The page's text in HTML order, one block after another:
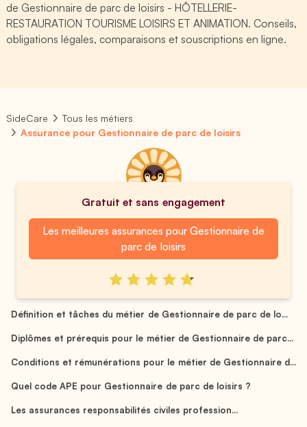
de Gestionnaire de parc de loisirs - HÔTELLERIE-
RESTAURATION TOURISME LOISIRS ET ANIMATION. Conseils,
obligations légales, comparaisons et souscriptions en ligne.
SideCare
Tous les métiers
Assurance pour Gestionnaire de parc de loisirs
Gratuit et sans engagement
Les meilleures assurances pour Gestionnaire de
parc de loisirs
Définition et tâches du métier de Gestionnaire de parc de lo...
Diplômes et prérequis pour le métier de Gestionnaire de parc...
Conditions et rémunérations pour le métier de Gestionnaire d...
Quel code APE pour Gestionnaire de parc de loisirs ?
Les assurances responsabilités civiles profession...